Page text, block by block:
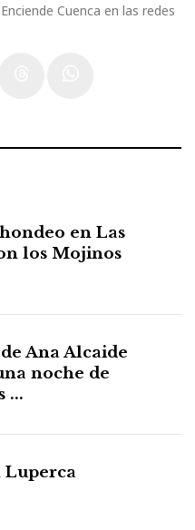
Cuenca en las redes
en Las
los Mojinos
Ana Alcaide
noche de
...
Luperca